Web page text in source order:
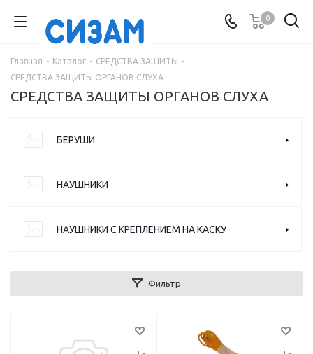
0
Главная - Каталог - СРЕДСТВА ЗАЩИТЫ -
СРЕДСТВА ЗАЩИТЫ ОРГАНОВ СЛУХА
СРЕДСТВА ЗАЩИТЫ ОРГАНОВ СЛУХА
БЕРУШИ
НАУШНИКИ
НАУШНИКИ С КРЕПЛЕНИЕМ НА КАСКУ
Фильтр